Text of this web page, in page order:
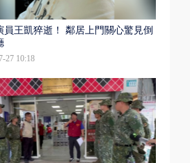
員王凱猝逝！ 鄰居上門關心驚見倒
27 10:18